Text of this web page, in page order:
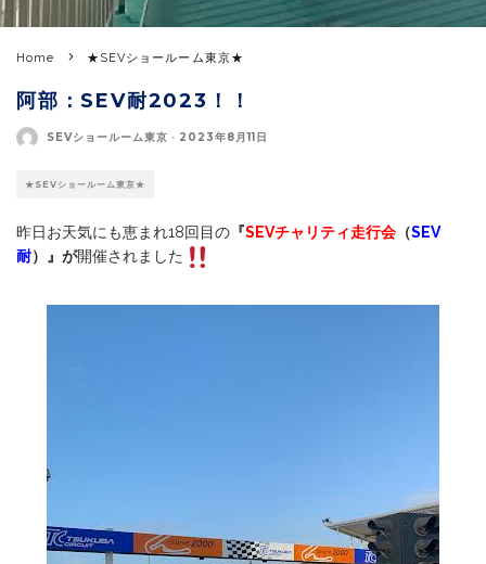
Home ★SEVショールーム東京★
阿部：SEV耐2023！！
SEVショールーム東京 · 2023年8月11日
★SEVショールーム東京★
昨日お天気にも恵まれ18回目の 『SEVチャリティ走行会 （SEV
耐）』が開催されました